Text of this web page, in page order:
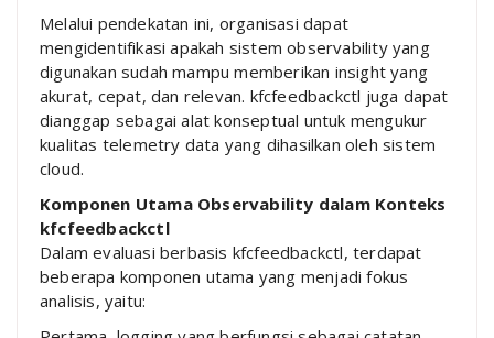
Melalui pendekatan ini, organisasi dapat
mengidentifikasi apakah sistem observability yang
digunakan sudah mampu memberikan insight yang
akurat, cepat, dan relevan. kfcfeedbackctl juga dapat
dianggap sebagai alat konseptual untuk mengukur
kualitas telemetry data yang dihasilkan oleh sistem
cloud.
Komponen Utama Observability dalam Konteks
kfcfeedbackctl
Dalam evaluasi berbasis kfcfeedbackctl, terdapat
beberapa komponen utama yang menjadi fokus
analisis, yaitu: